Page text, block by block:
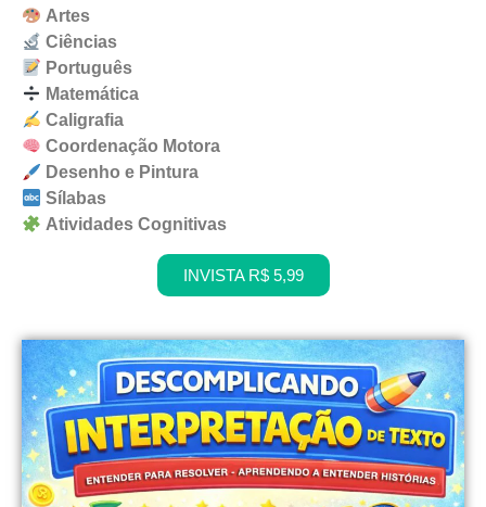
Artes
Ciências
Português
Matemática
Caligrafia
Coordenação Motora
Desenho e Pintura
Sílabas
Atividades Cognitivas
INVISTA R$ 5,99